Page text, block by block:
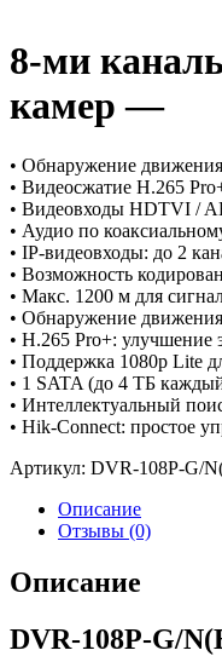
8-ми
камер —
• Обнаружение
• Видеосжатие H.265
• Видеовходы HDTVI /
• Аудио по
• IP-видеовходы: до 2
• Возможность
• Макс. 1200 м для
• Обнаружение движения
• H.265 Pro+: улучшение
• Поддержка 1080p Lite
• 1 SATA (до 4 ТБ
• Интеллектуальный
• Hik-Connect: простое
Артикул: DVR-108P-G/
Описание
Отзывы (0)
Описание
DVR-108P-G/